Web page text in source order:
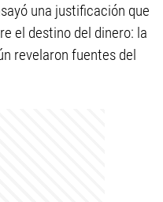
una justificación que
el destino del dinero: la
revelaron fuentes del